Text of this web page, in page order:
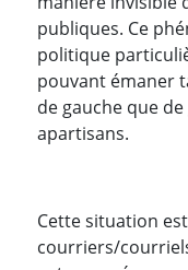
publiques. Ce
politique
pouvant émaner
de gauche que
apartisans.
Cette situation
courriers/